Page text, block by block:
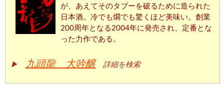
が、あえてそのタブーを破るために造られた
日本酒。冷でも燗でも驚くほど美味い。創業
200周年となる2004年に発売され、定番とな
った力作である。
▶ 九頭龍 大吟醸詳細を検索